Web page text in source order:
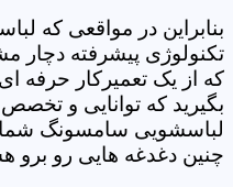
بنابراین در مواقعی که
تکنولوژی پیشرفته دچار
که از یک تعمیرکار
بگیرید که توانایی و
لباسشویی سامسونگ شما
چنین دغدغه هایی رو برو